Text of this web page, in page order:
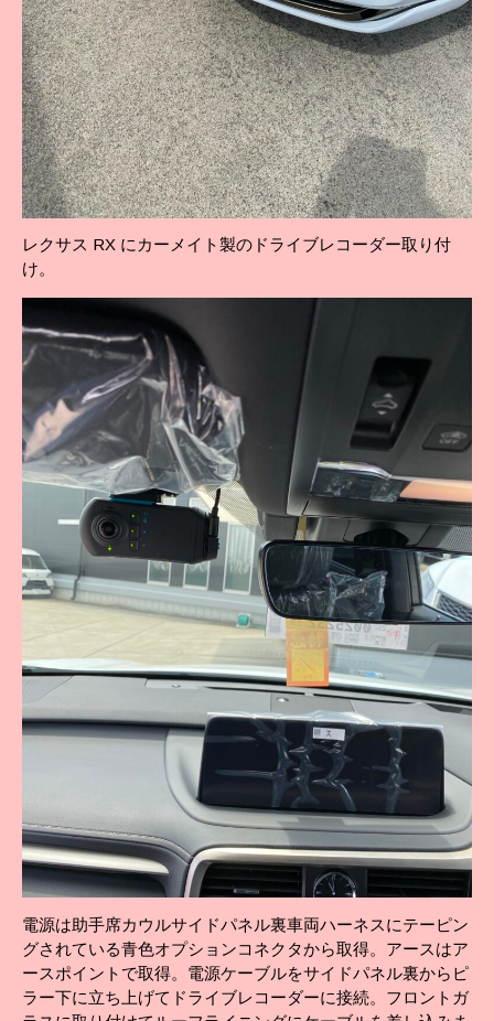
レクサス RX にカーメイト製のドライブレコーダー取り付
け。
電源は助手席カウルサイドパネル裏車両ハーネスにテーピン
グされている青色オプションコネクタから取得。アースはア
ースポイントで取得。電源ケーブルをサイドパネル裏からピ
ラー下に立ち上げてドライブレコーダーに接続。フロントガ